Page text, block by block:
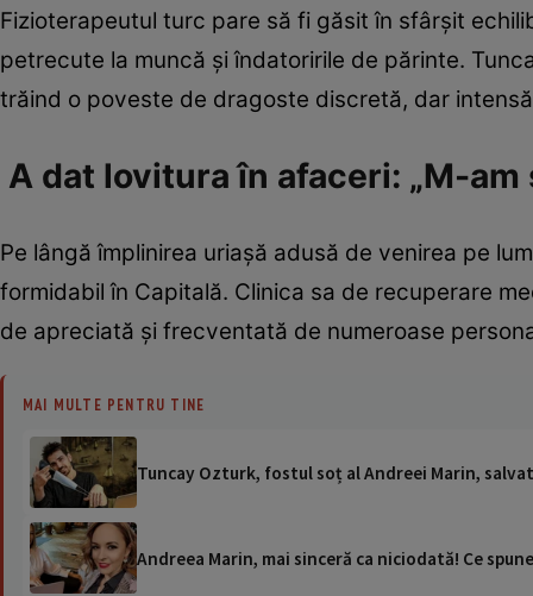
Fizioterapeutul turc pare să fi găsit în sfârșit
petrecute la muncă și îndatoririle de părinte.
trăind o poveste de dragoste discretă, dar
A dat lovitura în afaceri: „M-
Pe lângă împlinirea uriașă adusă de venirea pe
formidabil în Capitală. Clinica sa de recuperare
de apreciată și frecventată de numeroase
MAI MULTE PENTRU TINE
Tuncay Ozturk, fostul soț al Andreei Marin,
Andreea Marin, mai sinceră ca niciodată! Ce